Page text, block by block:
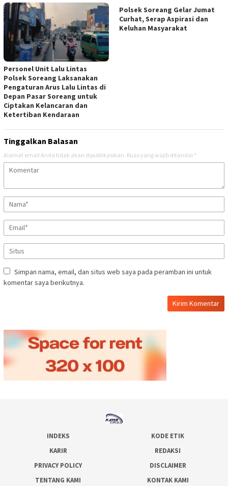
Personel Unit Lalu Lintas
Polsek Soreang Laksanakan
Pengaturan Arus Lalu Lintas di
Depan Pasar Soreang untuk
Ciptakan Kelancaran dan
Ketertiban Kendaraan
Polsek Soreang Gelar Jumat
Curhat, Serap Aspirasi dan
Keluhan Masyarakat
Tinggalkan Balasan
Alamat email Anda tidak akan dipublikasikan. Ruas yang wajib ditandai *
Simpan nama, email, dan situs web saya pada peramban ini untuk
komentar saya berikutnya.
INDEKS
KODE ETIK
KARIR
REDAKSI
PRIVACY POLICY
DISCLAIMER
TENTANG KAMI
KONTAK KAMI